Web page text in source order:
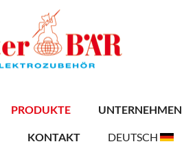
PRODUKTE UNTERNEHMEN
KONTAKT DEUTSCH